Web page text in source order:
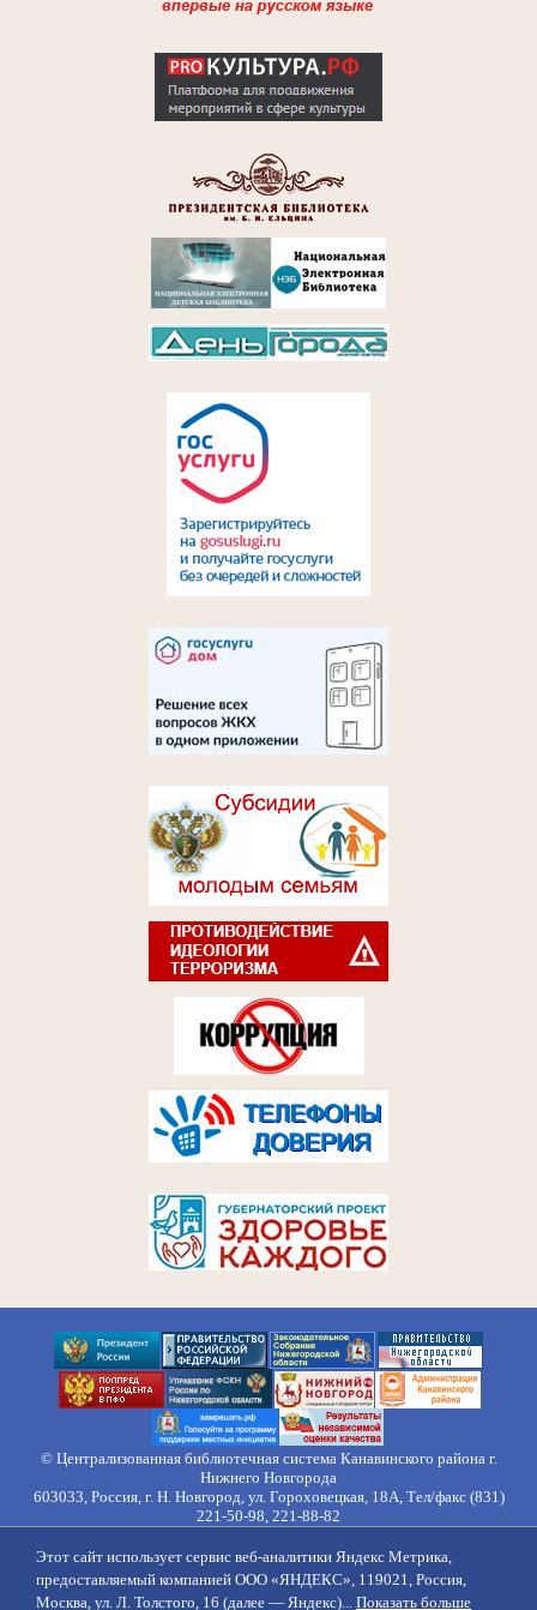
© Централизованная библиотечная система Канавинского района г.
Нижнего Новгорода
603033, Россия, г. Н. Новгород, ул. Гороховецкая, 18А, Тел/факс (831)
221-50-98, 221-88-82
Контакты Противодействие коррупции
Противодействие
идеологии терроризма
Напишите нам
Этот сайт использует сервис веб-аналитики Яндекс Метрика,
предоставляемый компанией ООО «ЯНДЕКС», 119021, Россия,
Москва, ул. Л. Толстого, 16 (далее — Яндекс)... Показать больше